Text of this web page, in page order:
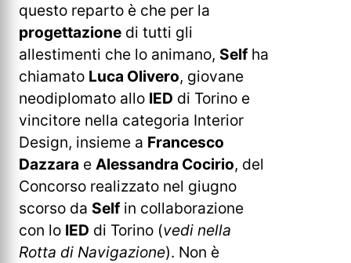
questo reparto è che per la
progettazione di tutti gli
allestimenti che lo animano, Selfha
chiamato Luca Olivero, giovane
neodiplomato allo IED di Torino e
vincitore nella categoria Interior
Design, insieme a Francesco
Dazzara e Alessandra Cocirio, del
Concorso realizzato nel giugno
scorso da Selfin collaborazione
con lo IED di Torino (vedi nella
Rotta di Navigazione). Non è